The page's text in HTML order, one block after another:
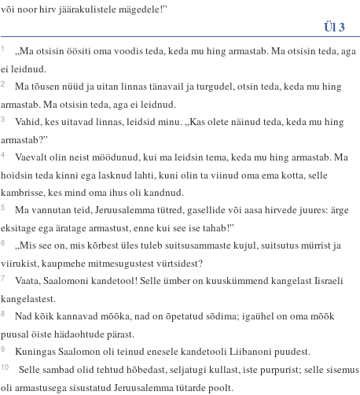
või noor hirv jäärakulistele mägedele!”
Ül 3
1
„Ma otsisin öösiti oma voodis teda, keda mu hing armastab. Ma otsisin teda, aga
ei leidnud.
2
Ma tõusen nüüd ja uitan linnas tänavail ja turgudel, otsin teda, keda mu hing
armastab. Ma otsisin teda, aga ei leidnud.
3
Vahid, kes uitavad linnas, leidsid minu. „Kas olete näinud teda, keda mu hing
armastab?”
4
Vaevalt olin neist möödunud, kui ma leidsin tema, keda mu hing armastab. Ma
hoidsin teda kinni ega lasknud lahti, kuni olin ta viinud oma ema kotta, selle
kambrisse, kes mind oma ihus oli kandnud.
5
Ma vannutan teid, Jeruusalemma tütred, gasellide või aasa hirvede juures: ärge
eksitage ega äratage armastust, enne kui see ise tahab!”
6
„Mis see on, mis kõrbest üles tuleb suitsusammaste kujul, suitsutus mürrist ja
viirukist, kaupmehe mitmesugustest vürtsidest?
7
Vaata, Saalomoni kandetool! Selle ümber on kuuskümmend kangelast Iisraeli
kangelastest.
8
Nad kõik kannavad mõõka, nad on õpetatud sõdima; igaühel on oma mõõk
puusal öiste hädaohtude pärast.
9 Kuningas Saalomon oli teinud enesele kandetooli Liibanoni puudest.
10
Selle sambad olid tehtud hõbedast, seljatugi kullast, iste purpurist; selle sisemus
oli armastusega sisustatud Jeruusalemma tütarde poolt.